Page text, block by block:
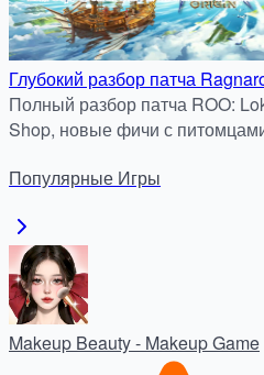
Глубокий разбор патча
Cup, Growth Shop и
Полный разбор патча ROO:
Shop, новые фичи с
Популярные Игры
Makeup Beauty - Makeup Game